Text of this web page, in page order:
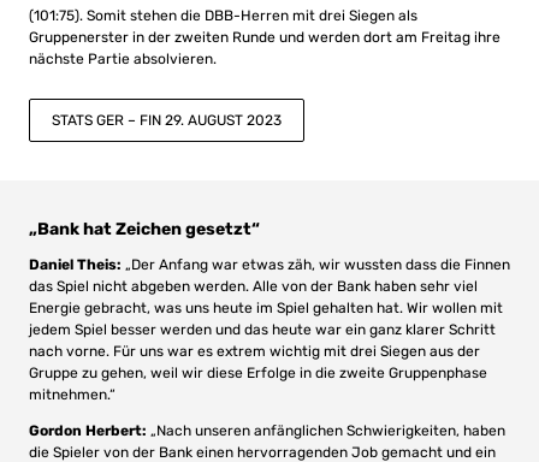
(101:75). Somit stehen die DBB-Herren mit drei Siegen als
Gruppenerster in der zweiten Runde und werden dort am Freitag ihre
nächste Partie absolvieren.
STATS GER – FIN 29. AUGUST 2023
„Bank hat Zeichen gesetzt“
Daniel Theis: „Der Anfang war etwas zäh, wir wussten dass die Finnen
das Spiel nicht abgeben werden. Alle von der Bank haben sehr viel
Energie gebracht, was uns heute im Spiel gehalten hat. Wir wollen mit
jedem Spiel besser werden und das heute war ein ganz klarer Schritt
nach vorne. Für uns war es extrem wichtig mit drei Siegen aus der
Gruppe zu gehen, weil wir diese Erfolge in die zweite Gruppenphase
mitnehmen.“
Gordon Herbert: „Nach unseren anfänglichen Schwierigkeiten, haben
die Spieler von der Bank einen hervorragenden Job gemacht und ein